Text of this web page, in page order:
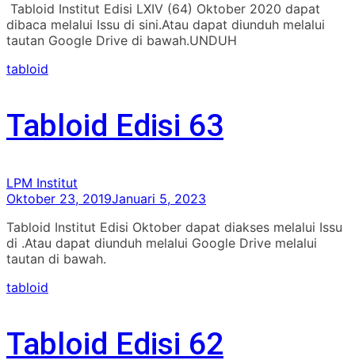
Tabloid Institut Edisi LXIV (64) Oktober 2020 dapat
dibaca melalui Issu di sini.Atau dapat diunduh melalui
tautan Google Drive di bawah.UNDUH
tabloid
Tabloid Edisi 63
LPM Institut
Oktober 23, 2019Januari 5, 2023
Tabloid Institut Edisi Oktober dapat diakses melalui Issu
di .Atau dapat diunduh melalui Google Drive melalui
tautan di bawah.
tabloid
Tabloid Edisi 62